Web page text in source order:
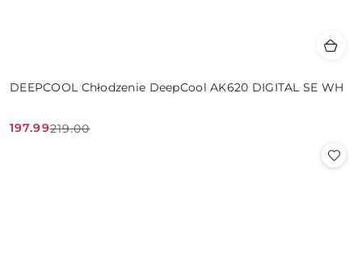
DEEPCOOL Chłodzenie DeepCool AK620 DIGITAL SE WH
Cena
197.99
Cena
219.00